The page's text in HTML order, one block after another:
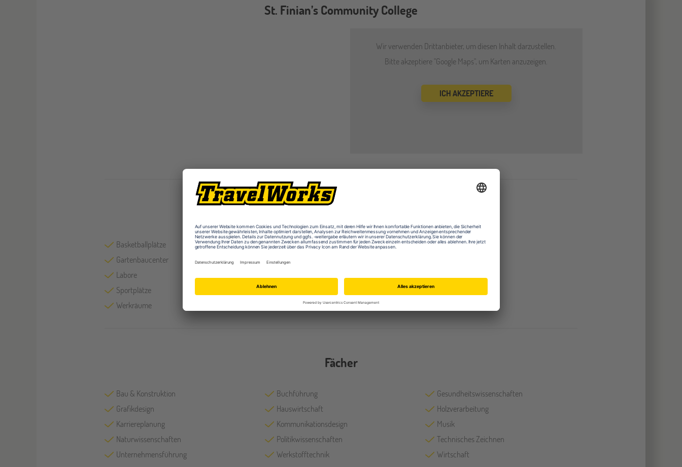
St. Finian’s Community College
Wir verwenden Drittanbieter, um diesen Inhalt darzustellen.
Bitte akzeptiere "Google Maps", um Karten anzuzeigen.
ICH AKZEPTIERE
Basketballplätze Bibliothek
Computerräume
Gartenbaucenter
Holzwerkstatt
Labore
Sportplätze
Technologieräume
Werkräume
Fächer
Bau & Konstruktion Buchführung
Gesundheitswissenschaften
Grafikdesign
Hauswirtschaft
Holzverarbeitung
Karriereplanung
Kommunikationsdesign
Musik
Naturwissenschaften
Politikwissenschaften
Technisches Zeichnen
Unternehmensführung
Werkstofftechnik Wirtschaft